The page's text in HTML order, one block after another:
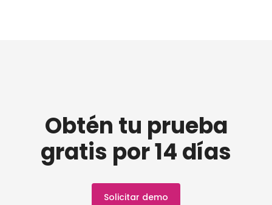
Obtén tu prueba
gratis por 14 días
Solicitar demo